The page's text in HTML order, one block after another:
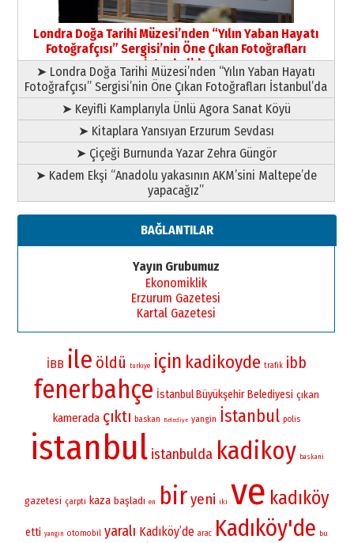
Yusuf POLAT
Şampiyonluk Sebahattin Şirin’e
yazar
11 Mayıs 2026 Pazartesi
Londra Doğa Tarihi Müzesi’nden “Yılın Yaban Hayatı
Fotoğrafçısı” Sergisi’nin Öne Çıkan Fotoğrafları
İstanbul’da
➤ Londra Doğa Tarihi Müzesi’nden “Yılın Yaban Hayatı
Fotoğrafçısı” Sergisi’nin Öne Çıkan Fotoğrafları İstanbul’da
➤ Keyifli Kamplarıyla Ünlü Agora Sanat Köyü
➤ Kitaplara Yansıyan Erzurum Sevdası
➤ Çiçeği Burnunda Yazar Zehra Güngör
➤ Kadem Ekşi “Anadolu yakasının AKM’sini Maltepe’de
yapacağız”
BAĞLANTILAR
Yayın Grubumuz
Ekonomiklik
Erzurum Gazetesi
Kartal Gazetesi
İBB ile öldü turkiye için kadikoyde trafik ibb
fenerbahçe İstanbul Büyükşehir Belediyesi çıkan
kamerada çıktı baskan Belediye yangin İstanbul polis
istanbul istanbulda kadikoy baskani
gazetesi çarptı kaza başladı en biryeni iki ve kadıköy
etti yangın otomobil yaralı Kadıköy’de arac Kadıköy'de bu